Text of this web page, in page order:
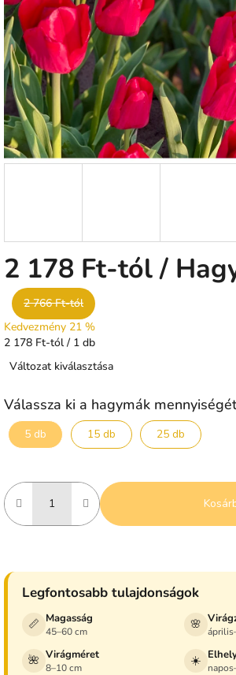
csillag.
2 178 Ft-tól/
2 766 Ft-tól
Kedvezmény 21 %
Egységár:
2 178 Ft-tól / 1 db
Változat kiválasztása
Válassza ki a hagymák
5 db 15 db 25 db
Legfontosabb tulajdonságok
📏 Magasság
45–60 cm 🌸
🌺 Virágméret
8–10 cm ☀️